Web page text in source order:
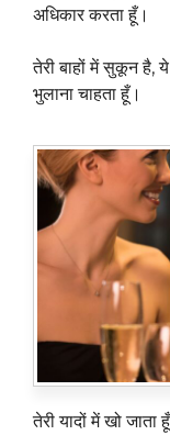
अधिकार करता हूँ।
तेरी बाहों में सुकून है,
भुलाना चाहता हूँ।
तेरी यादों में खो जाता